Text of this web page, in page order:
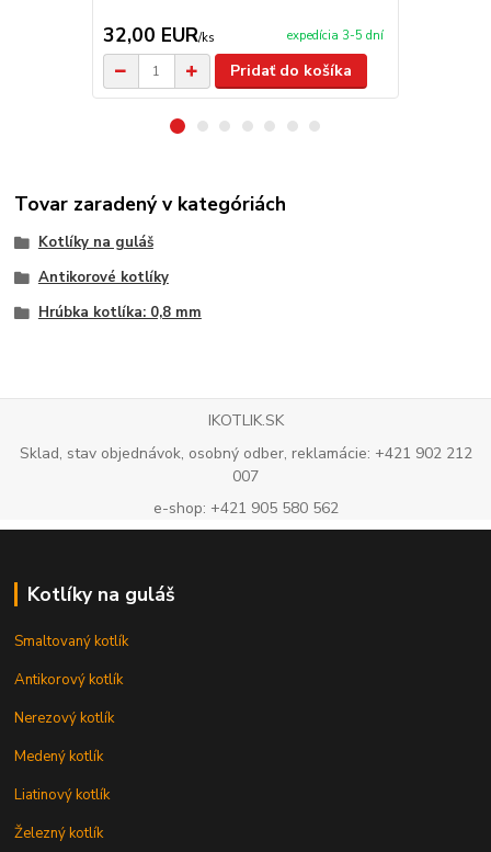
32,00 EUR/ks expedícia 3-5 dní
Pridať do košíka
Tovar zaradený v kategóriách
Kotlíky na guláš
Antikorové kotlíky
Hrúbka kotlíka: 0,8 mm
IKOTLIK.SK
Sklad, stav objednávok, osobný odber, reklamácie: +421 902 212
007
e-shop: +421 905 580 562
Kotlíky na guláš
Smaltovaný kotlík
Antikorový kotlík
Nerezový kotlík
Medený kotlík
Liatinový kotlík
Železný kotlík